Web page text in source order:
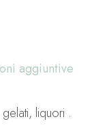
aggiuntive
liquori .